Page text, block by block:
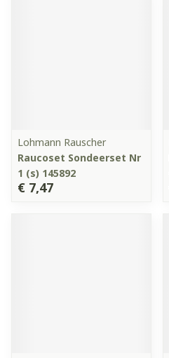
Lohmann Rauscher
Raucoset Sondeerset Nr
1 (s) 145892
€ 7,47